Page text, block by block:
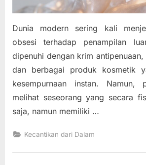
Dunia modern sering kali
obsesi terhadap penampilan
dipenuhi dengan krim
dan berbagai produk kosmetik
kesempurnaan instan. Namun,
melihat seseorang yang secara
saja, namun memiliki …
Kecantikan dari Dalam